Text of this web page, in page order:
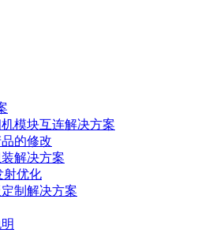
模块互连解决方案
的修改
解决方案
射优化
制解决方案